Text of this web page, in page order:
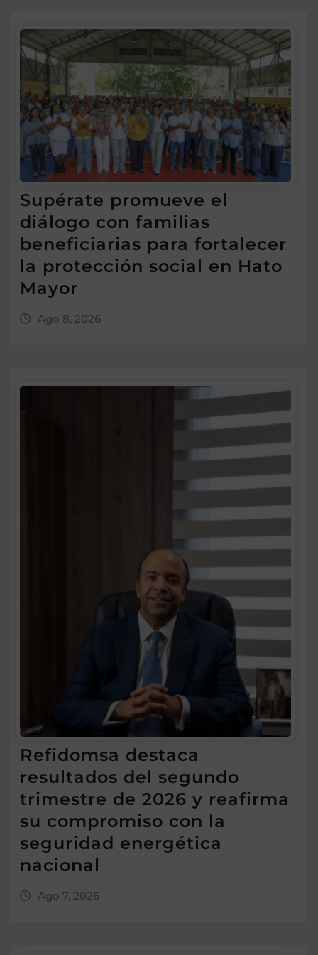
Supérate promueve el
diálogo con familias
beneficiarias para fortalecer
la protección social en Hato
Mayor
Ago 8, 2026
Refidomsa destaca
resultados del segundo
trimestre de 2026 y reafirma
su compromiso con la
seguridad energética
nacional
Ago 7, 2026